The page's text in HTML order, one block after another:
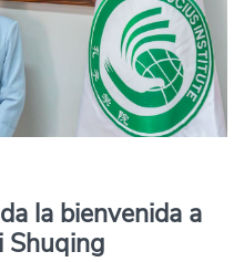
la bienvenida a
Shuqing